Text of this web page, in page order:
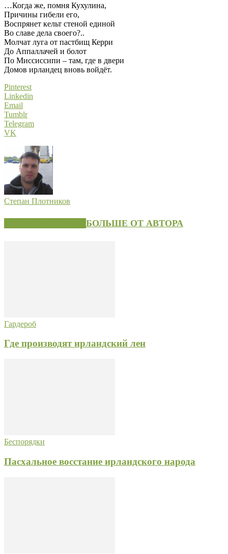
…Когда же, помня Кухулина,
Причины гибели его,
Воспрянет кельт стеной единой
Во славе дела своего?..
Молчат луга от пастбищ Керри
До Аппаллачей и болот
По Миссиссипи – там, где в двери
Домов ирландец вновь войдёт.
Pinterest
Linkedin
Email
Tumblr
Telegram
VK
Степан Плотников
БОЛЬШЕ ОТ АВТОРА
Гардероб
Где производят ирландский лен
Беспорядки
Пасхальное восстание ирландского народа